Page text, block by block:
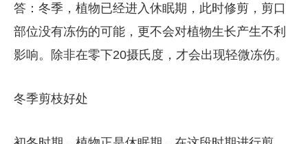
答：冬季，植物已经进入休眠期，此时修剪，剪口
部位没有冻伤的可能，更不会对植物生长产生不利
影响。除非在零下20摄氏度，才会出现轻微冻伤。
冬季剪枝好处